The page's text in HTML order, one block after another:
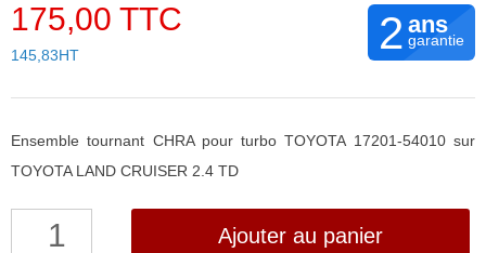
175,00 TTC
145,83HT 2 ans
garantie
Ensemble tournant CHRA pour turbo TOYOTA 17201-54010 sur
TOYOTA LAND CRUISER 2.4 TD
quantité
Ajouter au panier